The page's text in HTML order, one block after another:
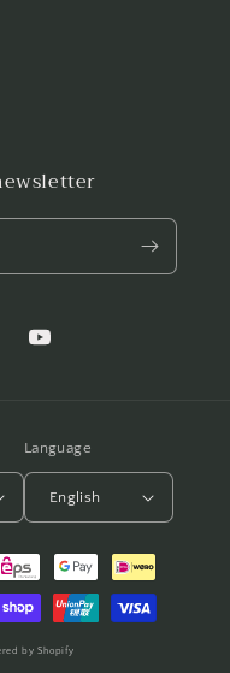
YouTube
Language
English
by Shopify